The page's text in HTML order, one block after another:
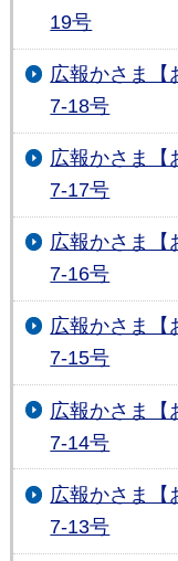
19号
広報かさま【
7-18号
広報かさま【
7-17号
広報かさま【
7-16号
広報かさま【
7-15号
広報かさま【
7-14号
広報かさま【
7-13号